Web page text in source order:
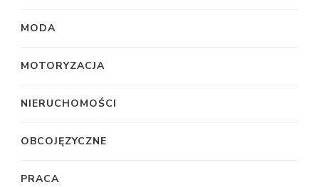
MODA
MOTORYZACJA
NIERUCHOMOŚCI
OBCOJĘZYCZNE
PRACA